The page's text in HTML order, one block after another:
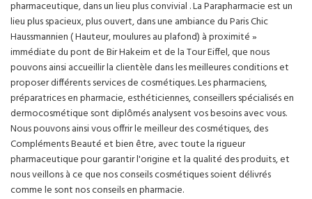
pharmaceutique, dans un lieu plus convivial . La Parapharmacie est un
lieu plus spacieux, plus ouvert, dans une ambiance du Paris Chic
Haussmannien ( Hauteur, moulures au plafond) à proximité »
immédiate du pont de Bir Hakeim et de la Tour Eiffel, que nous
pouvons ainsi accueillir la clientèle dans les meilleures conditions et
proposer différents services de cosmétiques. Les pharmaciens,
préparatrices en pharmacie, esthéticiennes, conseillers spécialisés en
dermocosmétique sont diplômés analysent vos besoins avec vous.
Nous pouvons ainsi vous offrir le meilleur des cosmétiques, des
Compléments Beauté et bien être, avec toute la rigueur
pharmaceutique pour garantir l'origine et la qualité des produits, et
nous veillons à ce que nos conseils cosmétiques soient délivrés
comme le sont nos conseils en pharmacie.